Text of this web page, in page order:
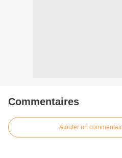
Commentaires
Ajouter un